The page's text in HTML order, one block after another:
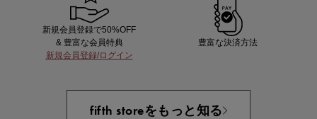
新規会員登録で50%OFF
& 豊富な会員特典
新規会員登録/ログイン
豊富な決済方法
fifth storeをもっと知る